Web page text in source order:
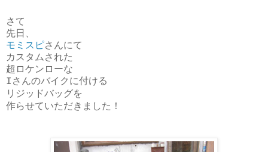
さて
先日、
モミスピさんにて
カスタムされた
超ロケンローな
Iさんのバイクに付ける
リジッドバッグを
作らせていただきました！